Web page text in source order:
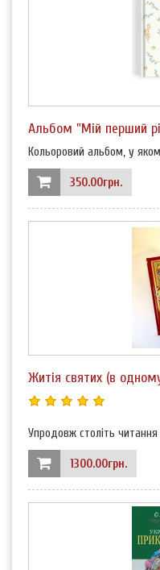
Альбом "Мій перший
Кольоровий альбом, у
350.00грн.
Житія святих (в
Упродовж століть
1300.00грн.